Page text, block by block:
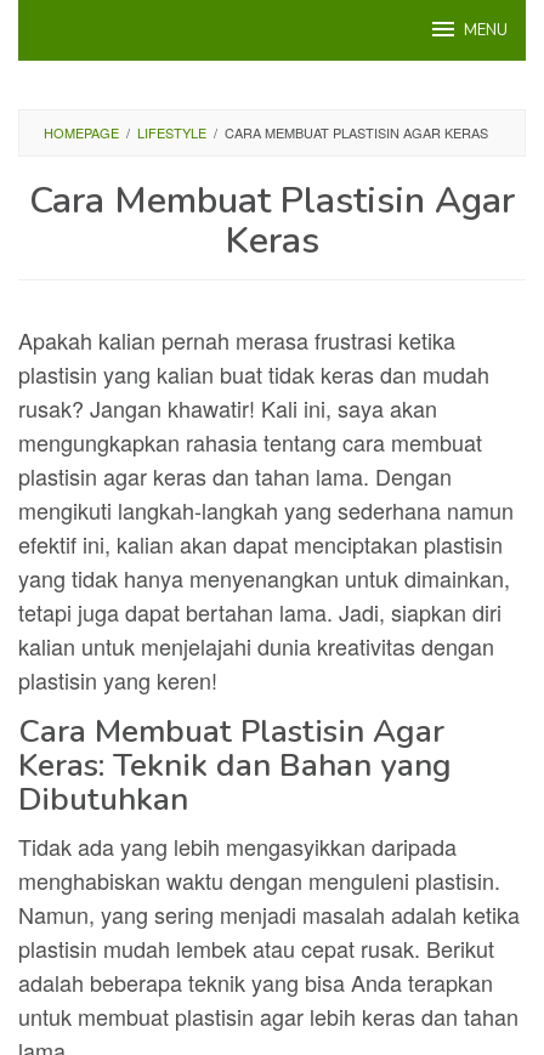
MENU
HOMEPAGE / LIFESTYLE / CARA MEMBUAT PLASTISIN AGAR KERAS
Cara Membuat Plastisin Agar
Keras
Apakah kalian pernah merasa frustrasi ketika
plastisin yang kalian buat tidak keras dan mudah
rusak? Jangan khawatir! Kali ini, saya akan
mengungkapkan rahasia tentang cara membuat
plastisin agar keras dan tahan lama. Dengan
mengikuti langkah-langkah yang sederhana namun
efektif ini, kalian akan dapat menciptakan plastisin
yang tidak hanya menyenangkan untuk dimainkan,
tetapi juga dapat bertahan lama. Jadi, siapkan diri
kalian untuk menjelajahi dunia kreativitas dengan
plastisin yang keren!
Cara Membuat Plastisin Agar
Keras: Teknik dan Bahan yang
Dibutuhkan
Tidak ada yang lebih mengasyikkan daripada
menghabiskan waktu dengan menguleni plastisin.
Namun, yang sering menjadi masalah adalah ketika
plastisin mudah lembek atau cepat rusak. Berikut
adalah beberapa teknik yang bisa Anda terapkan
untuk membuat plastisin agar lebih keras dan tahan